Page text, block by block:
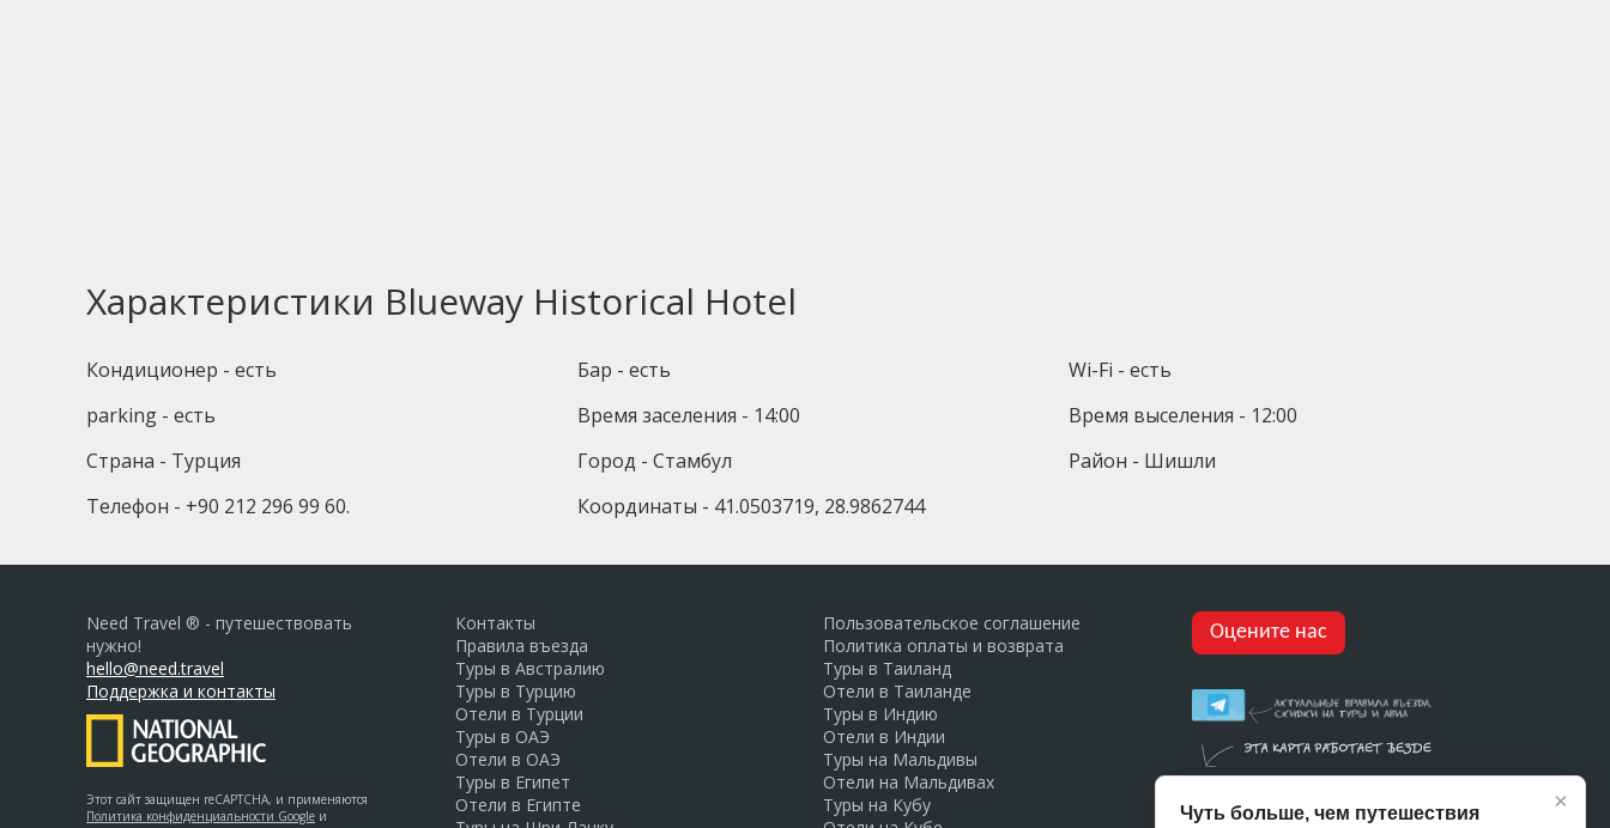
Характеристики Blueway Historical Hotel
Кондиционер - есть Бар - есть
Wi-Fi - есть
parking - есть
Время заселения - 14:00
Время выселения - 12:00
Страна - Турция
Город - Стамбул
Район - Шишли
Телефон - +90 212 296 99 60.
Координаты - 41.0503719, 28.9862744
Need Travel ® - путешествовать
нужно!
hello@need.travel
Поддержка и контакты
Этот сайт защищен reCAPTCHA, и применяются
Политика конфиденциальности Google и
Контакты
Правила въезда
Туры в Австралию
Туры в Турцию
Отели в Турции
Туры в ОАЭ
Отели в ОАЭ
Туры в Египет
Отели в Египте
Пользовательское соглашение
Политика оплаты и возврата
Туры в Таиланд
Отели в Таиланде
Туры в Индию
Отели в Индии
Туры на Мальдивы
Отели на Мальдивах
Туры на Кубу
Оцените нас
×
Чуть больше, чем путешествия